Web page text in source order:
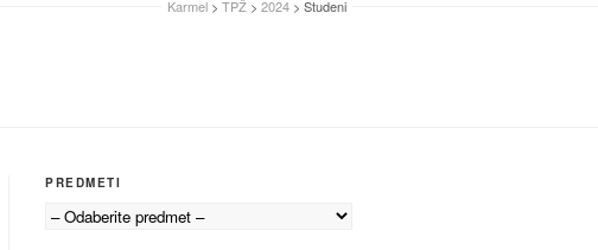
Karmel > TPŽ > 2024 > Studeni
PREDMETI